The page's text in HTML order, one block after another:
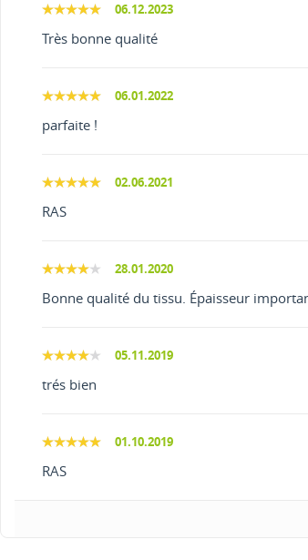
06.12.2023
Très bonne qualité
06.01.2022
parfaite !
02.06.2021
RAS
28.01.2020
Bonne qualité du tissu. Épaisseur
05.11.2019
trés bien
01.10.2019
RAS